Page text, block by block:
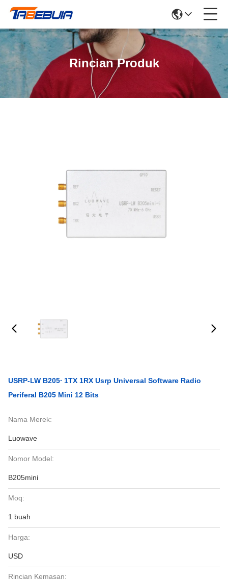
Rincian Produk
USRP-LW B205∙ 1TX 1RX Usrp Universal Software Radio
Periferal B205 Mini 12 Bits
Nama Merek:
Luowave
Nomor Model:
B205mini
Moq:
1 buah
Harga:
USD
Rincian Kemasan: